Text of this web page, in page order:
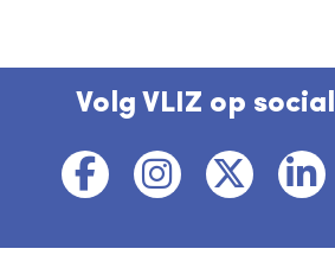
Volg VLIZ op